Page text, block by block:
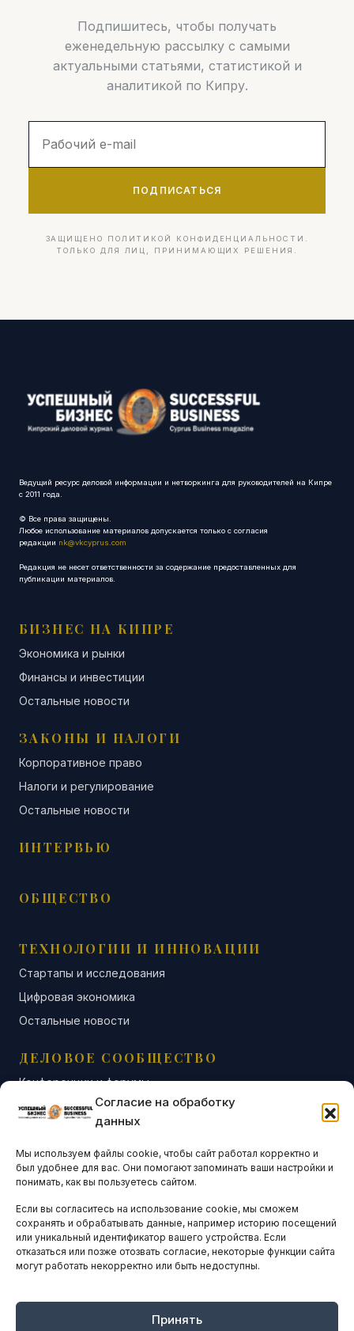
Согласие на обработку
данных
Мы используем файлы cookie, чтобы сайт работал корректно и
был удобнее для вас. Они помогают запоминать ваши настройки и
понимать, как вы пользуетесь сайтом.
Если вы согласитесь на использование cookie, мы сможем
сохранять и обрабатывать данные, например историю посещений
или уникальный идентификатор вашего устройства. Если
отказаться или позже отозвать согласие, некоторые функции сайта
могут работать некорректно или быть недоступны.
Принять
Подпишитесь, чтобы получать
еженедельную рассылку с самыми
актуальными статьями, статистикой и
аналитикой по Кипру.
ПОДПИСАТЬСЯ
ЗАЩИЩЕНО ПОЛИТИКОЙ КОНФИДЕНЦИАЛЬНОСТИ.
ТОЛЬКО ДЛЯ ЛИЦ, ПРИНИМАЮЩИХ РЕШЕНИЯ.
Ведущий ресурс деловой информации и нетворкинга для руководителей на Кипре
с 2011 года.
© Все права защищены.
Любое использование материалов допускается только с согласия
редакции nk@vkcyprus.com
Редакция не несет ответственности за содержание предоставленных для
публикации материалов.
БИЗНЕС НА КИПРЕ
Экономика и рынки
Финансы и инвестиции
Остальные новости
ЗАКОНЫ И НАЛОГИ
Корпоративное право
Налоги и регулирование
Остальные новости
ИНТЕРВЬЮ
ОБЩЕСТВО
ТЕХНОЛОГИИ И ИННОВАЦИИ
Стартапы и исследования
Цифровая экономика
Остальные новости
ДЕЛОВОЕ СООБЩЕСТВО
Конференции и форумы
Бизнес-клубы и ассоциации
Остальные новости
АНАЛИТИКА И СТАТИСТИКА
ARTICLES IN ENGLISH
НАВИГАЦИЯ